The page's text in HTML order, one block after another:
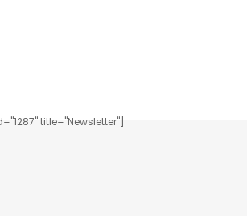
title="Newsletter"]